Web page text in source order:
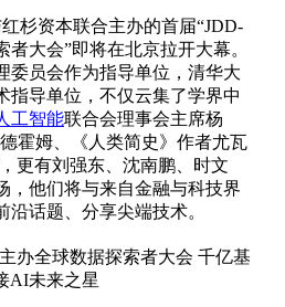
资本联合主办的首届“JDD-
者大会”即将在北京拉开大幕。
委员会作为指导单位，清华大
指导单位，不仅云集了学界中
工智能联合会理事会主席杨
霍姆、《人类简史》作者尤瓦
更有刘强东、沈南鹏、时文
，他们将与来自金融与科技界
话题、分享尖端技术。